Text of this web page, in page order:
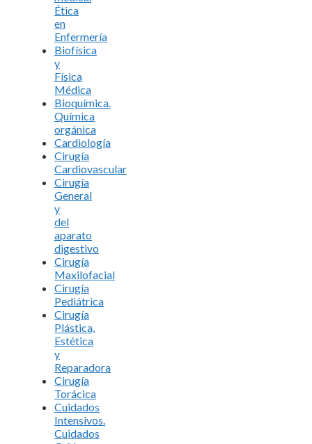
Ética
en
Enfermería
Biofísica
y
Física
Médica
Bioquímica.
Química
orgánica
Cardiología
Cirugía
Cardiovascular
Cirugía
General
y
del
aparato
digestivo
Cirugía
Maxilofacial
Cirugía
Pediátrica
Cirugía
Plástica,
Estética
y
Reparadora
Cirugía
Torácica
Cuidados
Intensivos.
Cuidados